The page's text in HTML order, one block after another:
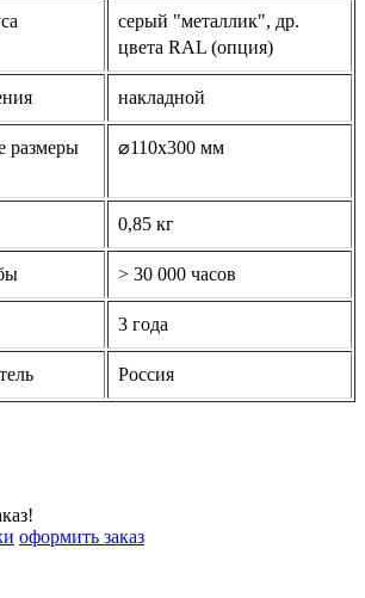
серый "металлик", др.
цвета RAL (опция)
накладной
размеры
⌀110х300 мм
0,85 кг
> 30 000 часов
3 года
Россия
оформить заказ